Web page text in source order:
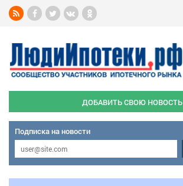
ДОБАВИТЬ СВОЮ НОВОСТЬ
Подписка на новости